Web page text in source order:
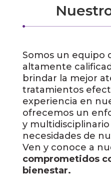
Somos un equipo
altamente
brindar la mejor
tratamientos
experiencia en
ofrecemos un
y
necesidades de
Ven y conoce a
comprometidos
bienestar.